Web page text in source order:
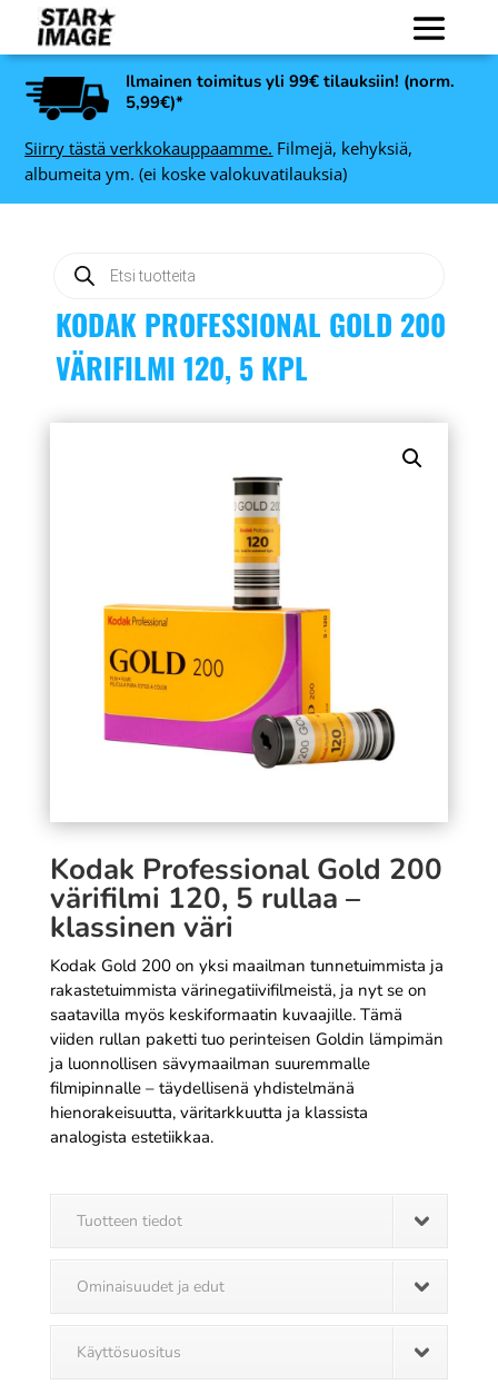
Ilmainen toimitus yli 99€ tilauksiin! (norm.
5,99€)*
Siirry tästä verkkokauppaamme. Filmejä, kehyksiä,
albumeita ym. (ei koske valokuvatilauksia)
search
KODAK PROFESSIONAL GOLD 200
VÄRIFILMI 120, 5 KPL
Kodak Professional Gold 200
värifilmi 120, 5 rullaa –
klassinen väri
Kodak Gold 200 on yksi maailman tunnetuimmista ja
rakastetuimmista värinegatiivifilmeistä, ja nyt se on
saatavilla myös keskiformaatin kuvaajille. Tämä
viiden rullan paketti tuo perinteisen Goldin lämpimän
ja luonnollisen sävymaailman suuremmalle
filmipinnalle – täydellisenä yhdistelmänä
hienorakeisuutta, väritarkkuutta ja klassista
analogista estetiikkaa.
Tuotteen tiedot
Ominaisuudet ja edut
Käyttösuositus
Revolog NEBULA 200 135
väriefektifilmi, 36 kuvaa
19,90